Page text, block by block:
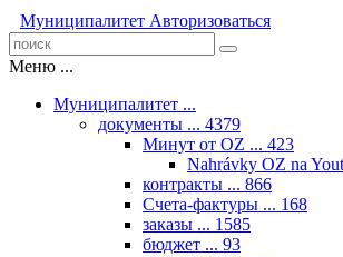
Муниципалитет Авторизоваться
Меню ...
Муниципалитет ...
документы ... 4379
Минут от OZ ... 423
Nahrávky OZ na
контракты ... 866
Счета-фактуры ... 168
заказы ... 1585
бюджет ... 93